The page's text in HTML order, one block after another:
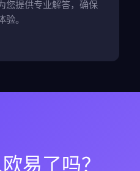
您提供专业解答，确保
。
易了吗？